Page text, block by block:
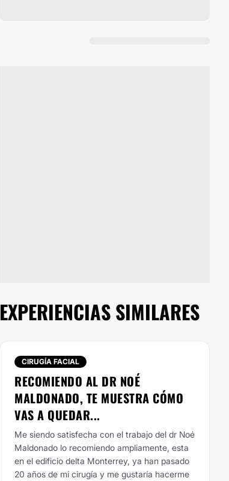
EXPERIENCIAS SIMILARES
CIRUGÍA FACIAL
RECOMIENDO AL DR NOÉ
MALDONADO, TE MUESTRA CÓMO
VAS A QUEDAR...
Me siendo satisfecha con el trabajo del dr Noé
Maldonado lo recomiendo ampliamente, esta
en el edificio delta Monterrey, ya han pasado
20 años de mi cirugía y me gustaría hacerme